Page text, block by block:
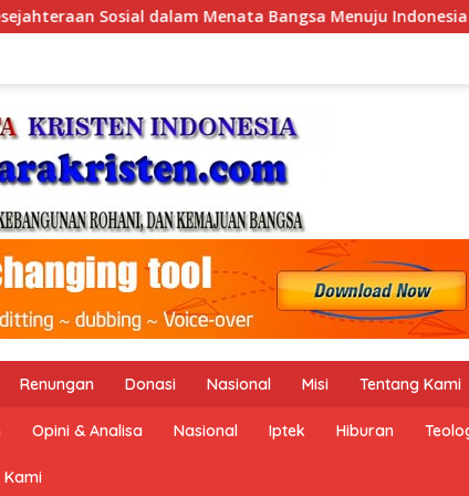
Indonesia Emas 2045”, Pemerintah
Renungan Donasi Nasional Misi Tentang Kami
Opini & Analisa Nasional Iptek Hiburan
Kami